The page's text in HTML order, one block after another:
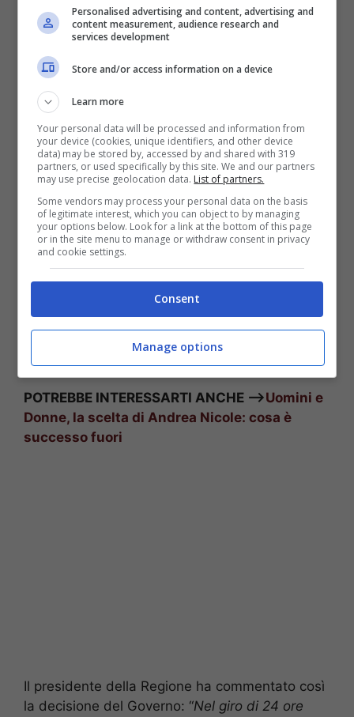
Nel frattempo, i ministeri della Salute e
dell’Istruzione avevano firmato una nuova
circolare che prevedeva il ritorno in
tutta la classe anche con un solo studente
positivo. Tuttavia, nelle ultime ore, arriva il
dietrofront, in serata, infatti, hanno cambiato di
nuovo opinione. Dunque, al momento, niente
scuole chiuse con un solo contagio.
POTREBBE INTERESSARTI ANCHE —>Uomini e
Donne, la scelta di Andrea Nicole: cosa è
successo fuori
Il presidente della Regione ha commentato così
la decisione del Governo: “Nel giro di 24 ore
Personalised advertising and content, advertising and
content measurement, audience research and
services development
Store and/or access information on a device
Learn more
Your personal data will be processed and information from
your device (cookies, unique identifiers, and other device
data) may be stored by, accessed by and shared with 319
partners, or used specifically by this site. We and our partners
may use precise geolocation data. List of partners.
Some vendors may process your personal data on the basis
of legitimate interest, which you can object to by managing
your options below. Look for a link at the bottom of this page
or in the site menu to manage or withdraw consent in privacy
and cookie settings.
Consent
Manage options